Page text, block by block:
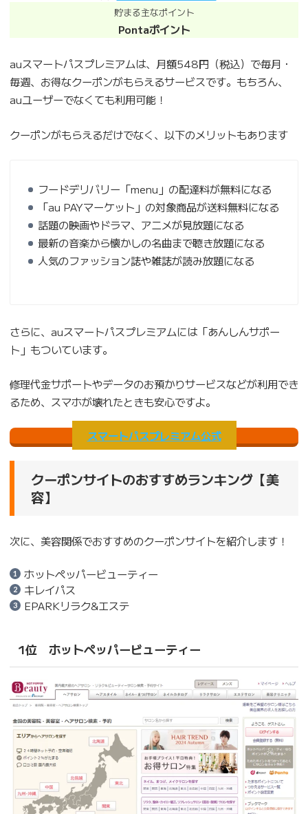
貯まる主なポイント
Pontaポイント
auスマートパスプレミアムは、月額548円（税込）で毎月・
毎週、お得なクーポンがもらえるサービスです。もちろん、
auユーザーでなくても利用可能！
クーポンがもらえるだけでなく、以下のメリットもあります
フードデリバリー「menu」の配達料が無料になる
「au PAYマーケット」の対象商品が送料無料になる
話題の映画やドラマ、アニメが見放題になる
最新の音楽から懐かしの名曲まで聴き放題になる
人気のファッション誌や雑誌が読み放題になる
さらに、auスマートパスプレミアムには「あんしんサポー
ト」もついています。
修理代金サポートやデータのお預かりサービスなどが利用でき
るため、スマホが壊れたときも安心ですよ。
スマートパスプレミアム公式
クーポンサイトのおすすめランキング【美
容】
次に、美容関係でおすすめのクーポンサイトを紹介します！
ホットペッパービューティー
キレイパス
EPARKリラク&エステ
1位 ホットペッパービューティー